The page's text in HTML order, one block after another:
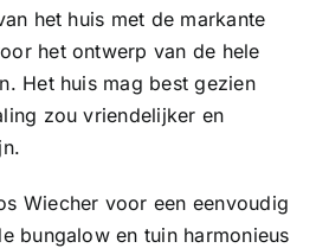
het huis met de markante
het ontwerp van de hele
Het huis mag best gezien
zou vriendelijker en
Wiecher voor een eenvoudig
bungalow en tuin harmonieus